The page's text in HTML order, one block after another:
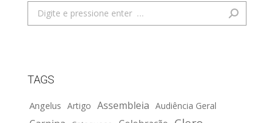
Search:
TAGS
Angelus Artigo Assembleia Audiência Geral